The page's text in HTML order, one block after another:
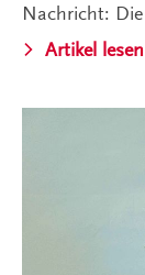
Nachricht:
Artikel lesen